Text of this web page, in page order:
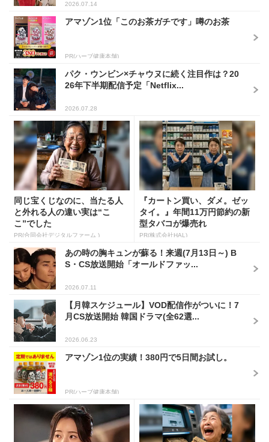
2026.07.14
アマゾン1位「このお茶ガチです」噂のお茶
PR(ハーブ健康本舗)
パク・ウンビン×チャウヌに続く注目作は？20
26年下半期配信予定「Netflix...
2026.07.28
同じ宝くじなのに、当たる人
と外れる人の違い実は“こ
こ”でした
PR(合同会社デジタルファーム )
『カートン買い、ダメ。ゼッ
タイ。』年間11万円節約の新
型タバコが爆売れ
PR(株式会社HAL)
あの時の胸キュンが蘇る！来週(7月13日～) B
S・CS放送開始「オールドファッ...
2026.07.11
【月韓スケジュール】VOD配信作がついに！7
月CS放送開始 韓国ドラマ(全62選...
2026.06.23
アマゾン1位の実績！380円で5日間お試し。
PR(ハーブ健康本舗)